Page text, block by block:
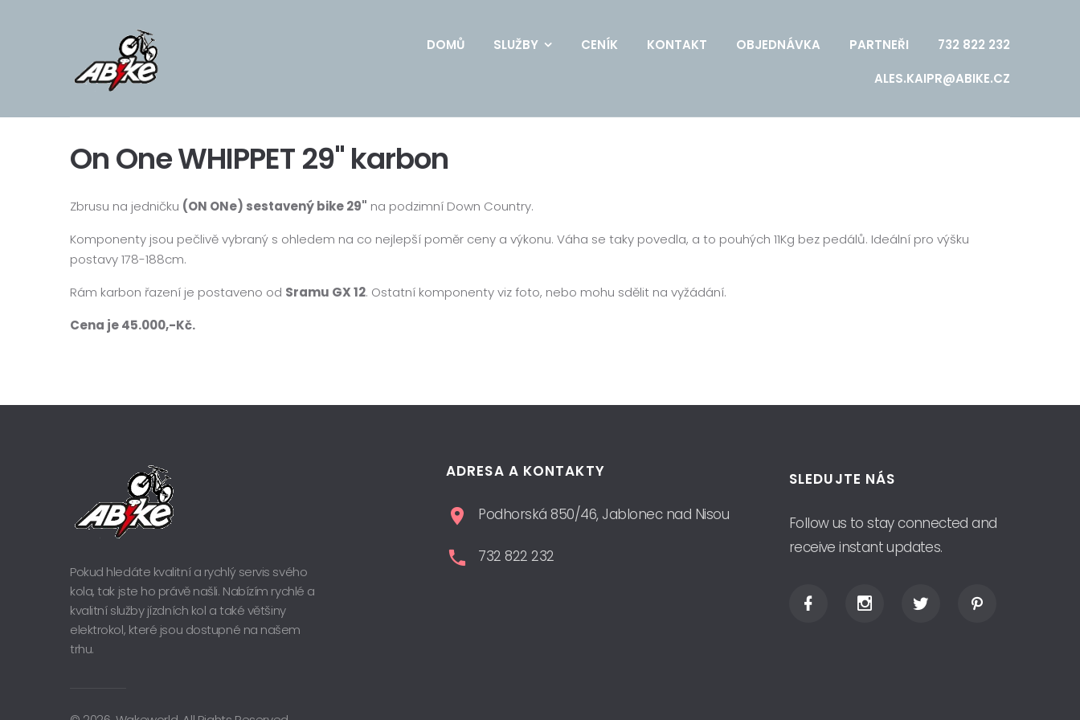
DOMŮ SLUŽBY CENÍK KONTAKT OBJEDNÁVKA PARTNEŘI
732 822 232
ALES.KAIPR@ABIKE.CZ
On One WHIPPET 29" karbon
Zbrusu na jedničku (ON ONe) sestavený bike 29" na podzimní Down Country.
Komponenty jsou pečlivě vybraný s ohledem na co nejlepší poměr ceny a výkonu. Váha se taky povedla, a to pouhých 11Kg bez pedálů. Ideální pro výšku
postavy 178-188cm.
Rám karbon řazení je postaveno od Sramu GX 12. Ostatní komponenty viz foto, nebo mohu sdělit na vyžádání.
Cena je 45.000,-Kč.
Pokud hledáte kvalitní a rychlý servis svého
kola, tak jste ho právě našli. Nabízím rychlé a
kvalitní služby jízdních kol a také většiny
elektrokol, které jsou dostupné na našem
trhu.
ADRESA A KONTAKTY
Podhorská 850/46, Jablonec nad Nisou
732 822 232
SLEDUJTE NÁS
Follow us to stay connected and
receive instant updates.